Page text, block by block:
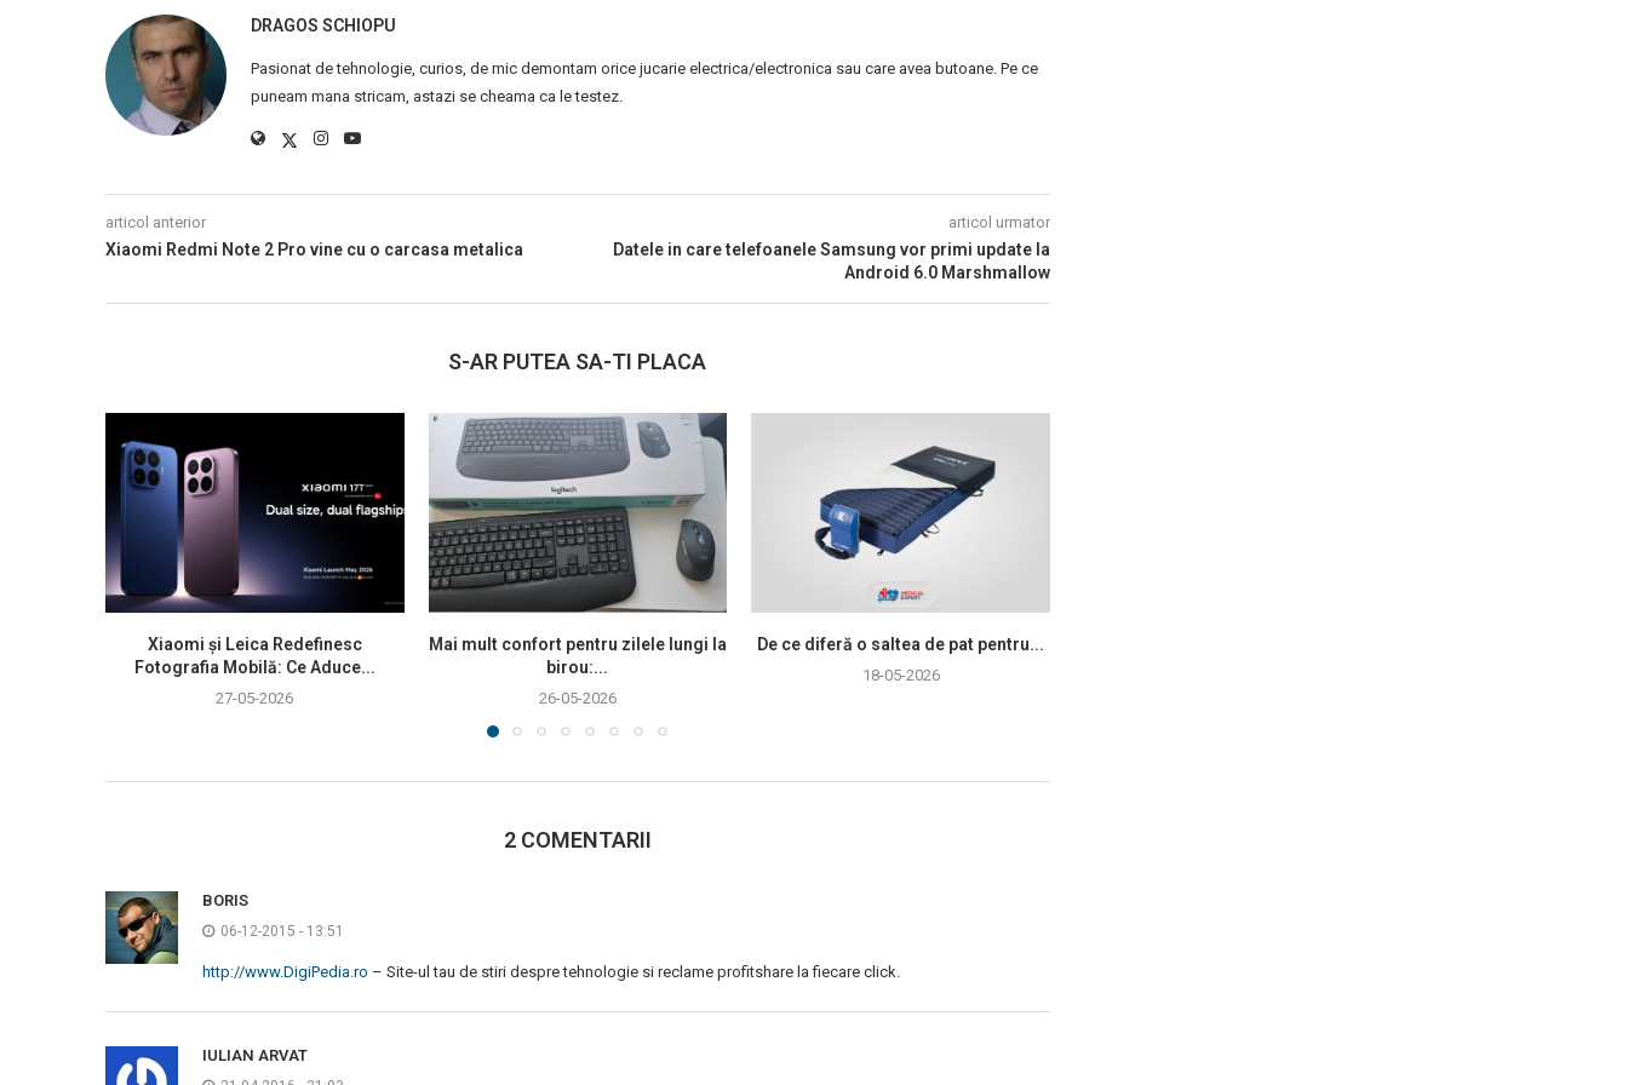
DRAGOS SCHIOPU
Pasionat de tehnologie, curios, de mic demontam orice jucarie electrica/electronica sau care avea butoane. Pe ce
puneam mana stricam, astazi se cheama ca le testez.
articol anterior
Xiaomi Redmi Note 2 Pro vine cu o carcasa metalica
articol urmator
Datele in care telefoanele Samsung vor primi update la
Android 6.0 Marshmallow
S-AR PUTEA SA-TI PLACA
Xiaomi și Leica Redefinesc
Fotografia Mobilă: Ce Aduce...
27-05-2026
Mai mult confort pentru zilele lungi la
birou:...
26-05-2026
De ce diferă o saltea de pat pentru...
18-05-2026
2 COMENTARII
BORIS
06-12-2015 - 13:51
http://www.DigiPedia.ro – Site-ul tau de stiri despre tehnologie si reclame profitshare la fiecare click.
IULIAN ARVAT